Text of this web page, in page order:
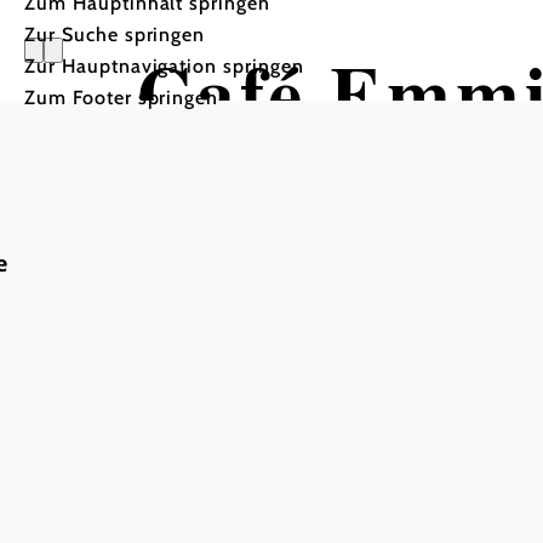
Zur Suche springen
Zur Hauptnavigation springen
Zum Footer springenCafé